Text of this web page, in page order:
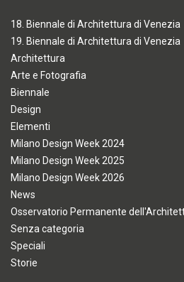
18. Biennale di Architettura di Venezia
19. Biennale di Architettura di Venezia
Architettura
Arte e Fotografia
Biennale
Design
Elementi
Milano Design Week 2024
Milano Design Week 2025
Milano Design Week 2026
News
Osservatorio Permanente
Senza categoria
Speciali
Storie